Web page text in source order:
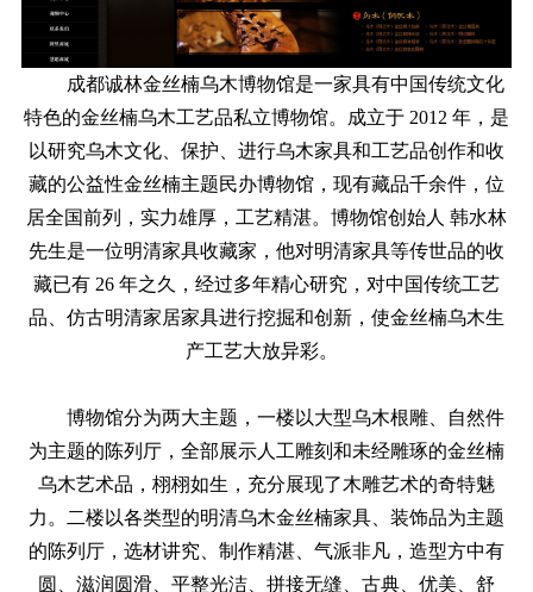
成都诚林金丝楠乌木博物馆是一家具有中国传统文化
特色的金丝楠乌木工艺品私立博物馆。成立于 2012 年，是
以研究乌木文化、保护、进行乌木家具和工艺品创作和收
藏的公益性金丝楠主题民办博物馆，现有藏品千余件，位
居全国前列，实力雄厚，工艺精湛。博物馆创始人 韩水林
先生是一位明清家具收藏家，他对明清家具等传世品的收
藏已有 26 年之久，经过多年精心研究，对中国传统工艺
品、仿古明清家居家具进行挖掘和创新，使金丝楠乌木生
产工艺大放异彩。
博物馆分为两大主题，一楼以大型乌木根雕、自然件
为主题的陈列厅，全部展示人工雕刻和未经雕琢的金丝楠
乌木艺术品，栩栩如生，充分展现了木雕艺术的奇特魅
力。二楼以各类型的明清乌木金丝楠家具、装饰品为主题
的陈列厅，选材讲究、制作精湛、气派非凡，造型方中有
圆、滋润圆滑、平整光洁、拼接无缝、古典、优美、舒